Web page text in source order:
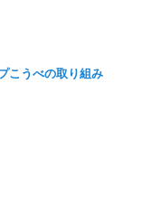
こうべの取り組み